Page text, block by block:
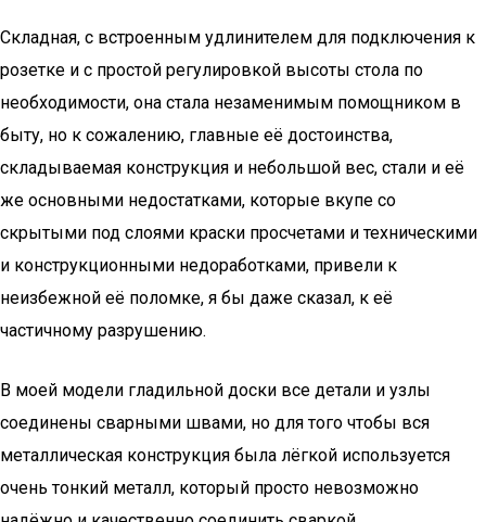
Складная, с встроенным удлинителем для подключения к
розетке и с простой регулировкой высоты стола по
необходимости, она стала незаменимым помощником в
быту, но к сожалению, главные её достоинства,
складываемая конструкция и небольшой вес, стали и её
же основными недостатками, которые вкупе со
скрытыми под слоями краски просчетами и техническими
и конструкционными недоработками, привели к
неизбежной её поломке, я бы даже сказал, к её
частичному разрушению.
В моей модели гладильной доски все детали и узлы
соединены сварными швами, но для того чтобы вся
металлическая конструкция была лёгкой используется
очень тонкий металл, который просто невозможно